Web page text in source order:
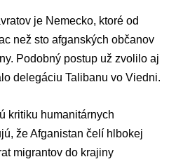
je Nemecko, ktoré od
než sto afganských občanov
Podobný postup už zvolilo aj
delegáciu Talibanu vo Viedni.
kritiku humanitárnych
že Afganistan čelí hlbokej
migrantov do krajiny